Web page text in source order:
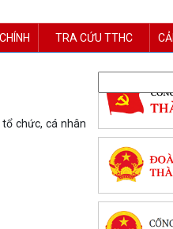
TRA CỨU TTHC
chức, cá nhân